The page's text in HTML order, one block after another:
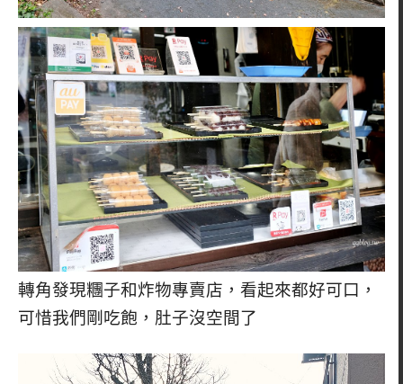
轉角發現糰子和炸物專賣店，看起來都好可口，
可惜我們剛吃飽，肚子沒空間了